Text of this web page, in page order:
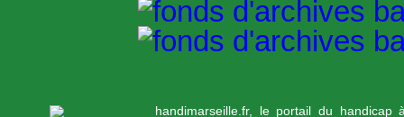
handimarseille.fr, le portail du handicap